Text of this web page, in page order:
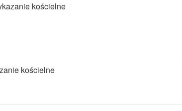
kościelne
kościelne